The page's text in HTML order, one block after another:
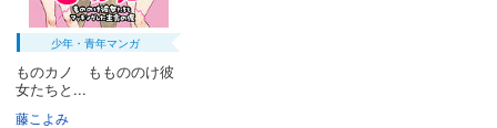
少年・青年マンガ
ものカノ ももののけ彼
女たちと...
藤こよみ